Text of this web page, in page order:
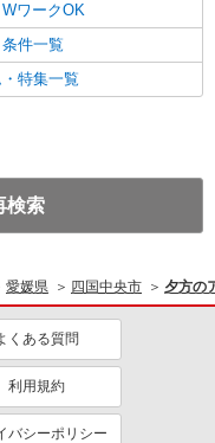
ワークOK
件一覧
特集一覧
検索
愛媛県 四国中央市 夕方の
くある質問
利用規約
バシーポリシー